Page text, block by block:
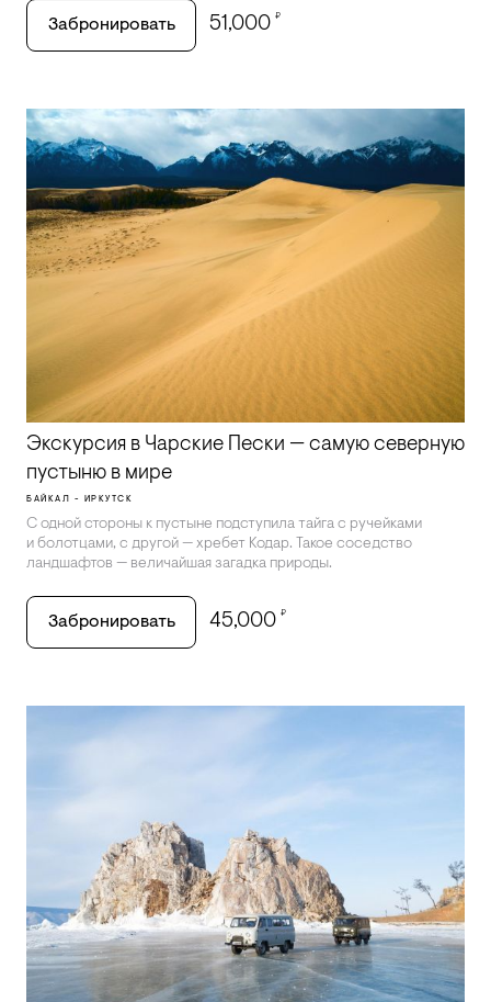
Забронировать 51,000 ₽
Экскурсия в Чарские Пески — самую северную
пустыню в мире
БАЙКАЛ - ИРКУТСК
С одной стороны к пустыне подступила тайга с ручейками
и болотцами, с другой — хребет Кодар. Такое соседство
ландшафтов — величайшая загадка природы.
Забронировать 45,000 ₽